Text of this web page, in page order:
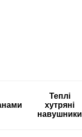
Теплі
хутряні
навушники